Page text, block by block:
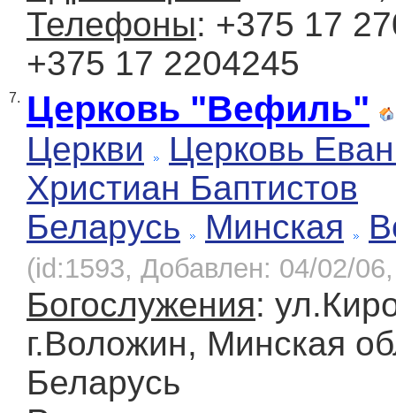
Телефоны: +375 17
+375 17 2204245
7. Церковь "Вефиль"
Церкви
Церковь
Христиан Баптистов
Беларусь
Минская
(id:1593, Добавлен: 04/02/
Богослужения:
г.Воложин, Минская
Беларусь